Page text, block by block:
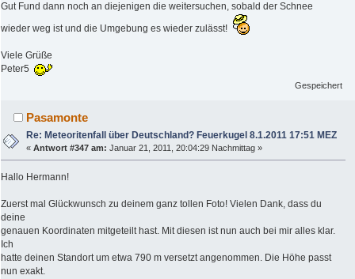
Gut Fund dann noch an diejenigen die weitersuchen, sobald der Schnee
wieder weg ist und die Umgebung es wieder zulässt!
Viele Grüße
Peter5
Gespeichert
Pasamonte
Re: Meteoritenfall über Deutschland? Feuerkugel 8.1.2011 17:51 MEZ
«Antwort #347 am: Januar 21, 2011, 20:04:29 Nachmittag »
Hallo Hermann!
Zuerst mal Glückwunsch zu deinem ganz tollen Foto! Vielen Dank, dass du
deine
genauen Koordinaten mitgeteilt hast. Mit diesen ist nun auch bei mir alles klar.
Ich
hatte deinen Standort um etwa 790 m versetzt angenommen. Die Höhe passt
nun exakt.